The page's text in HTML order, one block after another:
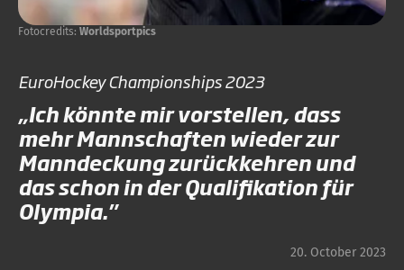
Fotocredits: Worldsportpics
EuroHockey Championships 2023
„Ich könnte mir vorstellen, dass
mehr Mannschaften wieder zur
Manndeckung zurückkehren und
das schon in der Qualifikation für
Olympia."
20. October 2023